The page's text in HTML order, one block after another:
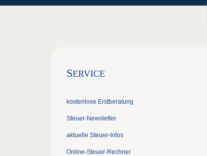
SERVICE
kostenlose Erstberatung
Steuer-Newsletter
aktuelle Steuer-Infos
Online-Steuer-Rechner